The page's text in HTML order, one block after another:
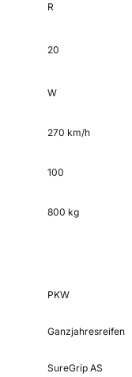
R
20
W
270 km/h
100
800 kg
PKW
Ganzjahresreifen
SureGrip AS